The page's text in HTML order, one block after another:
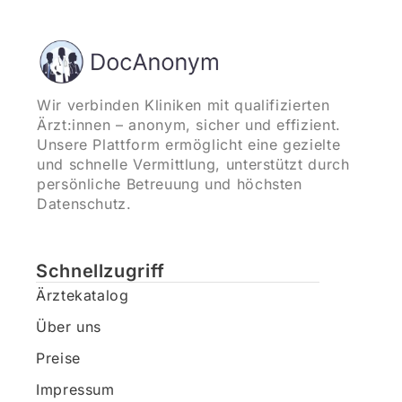
Wir verbinden Kliniken mit qualifizierten
Ärzt:innen – anonym, sicher und effizient.
Unsere Plattform ermöglicht eine gezielte
und schnelle Vermittlung, unterstützt durch
persönliche Betreuung und höchsten
Datenschutz.
Schnellzugriff
Ärztekatalog
Über uns
Preise
Impressum